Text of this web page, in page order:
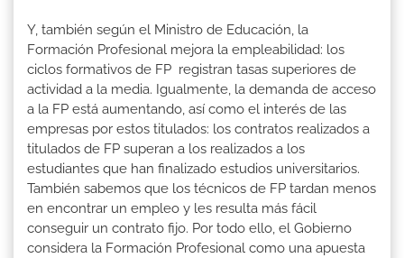
Y, también según el Ministro de Educación, la
Formación Profesional mejora la empleabilidad: los
ciclos formativos de FP registran tasas superiores de
actividad a la media. Igualmente, la demanda de acceso
a la FP está aumentando, así como el interés de las
empresas por estos titulados: los contratos realizados a
titulados de FP superan a los realizados a los
estudiantes que han finalizado estudios universitarios.
También sabemos que los técnicos de FP tardan menos
en encontrar un empleo y les resulta más fácil
conseguir un contrato fijo. Por todo ello, el Gobierno
considera la Formación Profesional como una apuesta